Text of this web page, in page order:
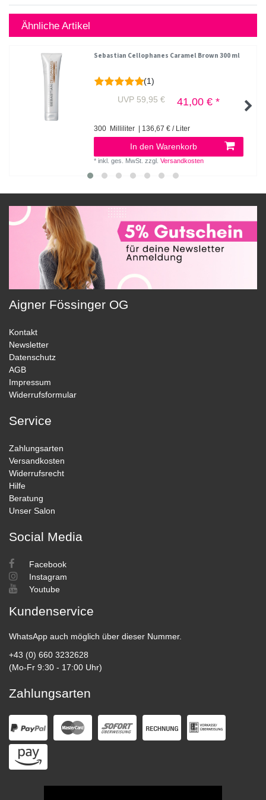
Ähnliche Artikel
Sebastian Cellophanes Caramel Brown 300 ml
(1)
UVP 59,95 €
41,00 € *
300 Milliliter | 136,67 € / Liter
In den Warenkorb
*inkl. ges. MwSt. zzgl.Versandkosten
Aigner Fössinger OG
Kontakt
Newsletter
Datenschutz
AGB
Impressum
Widerrufsformular
Service
Zahlungsarten
Versandkosten
Widerrufsrecht
Hilfe
Beratung
Unser Salon
Social Media
Facebook
Instagram
Youtube
Kundenservice
WhatsApp auch möglich über dieser Nummer.
+43 (0) 660 3232628
(Mo-Fr 9:30 - 17:00 Uhr)
Zahlungsarten